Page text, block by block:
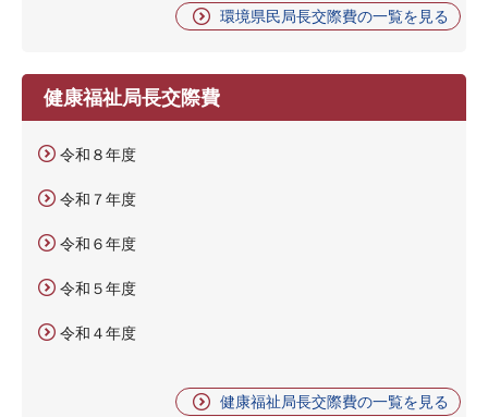
環境県民局長交際費の一覧を見る
健康福祉局長交際費
令和８年度
令和７年度
令和６年度
令和５年度
令和４年度
健康福祉局長交際費の一覧を見る